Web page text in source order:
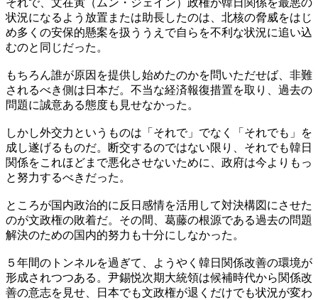
状況になるよう放置または助長したのは、北核の脅威をはじ
め多くの安保的懸案を扱ううえで自らを不利な状況に追い込
むのと同じだった。
もちろん誰が原因を提供し始めたのかを問いただせば、非難
されるべき側は日本だ。不当な経済報復措置を取り、過去の
問題に誠意ある態度も見せなかった。
しかし外交力というものは「それで」でなく「それでも」を
成し遂げるものだ。断交するのではない限り、それでも韓日
関係をこれほどまで悪化させないために、政府は今よりもっ
と努力するべきだった。
ところが国内政治的に反日感情を活用して対決構図にさせた
のが文政権の敗着だ。その間、葛藤の根源である過去の問題
解決のための国内的努力も十分にしなかった。
５年間のトンネルを過ぎて、ようやく韓日関係改善の環境が
形成されつつある。尹錫悦次期大統領は候補時代から関係改
善の意志を見せ、日本でも文政権が退くだけでも状況が変わ